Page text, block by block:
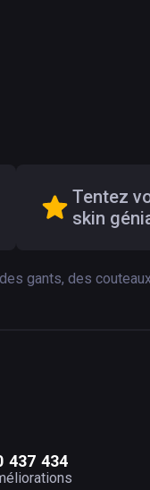
Tentez
skin
gants, des
437 434